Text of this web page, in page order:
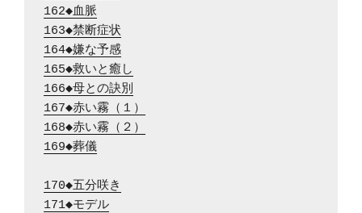
162◆血脈
163◆禁断症状
164◆嫌な予感
165◆救いと癒し
166◆母との訣別
167◆赤い霧（１）
168◆赤い霧（２）
169◆葬儀
170◆五分咲き
171◆モデル